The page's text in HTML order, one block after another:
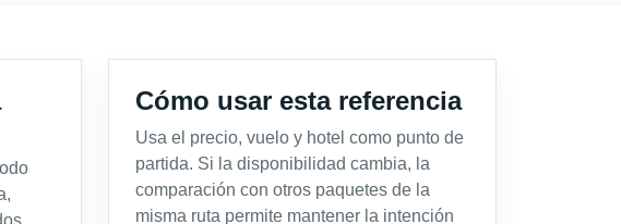
Cómo usar esta referencia
Usa el precio, vuelo y hotel como punto de
partida. Si la disponibilidad cambia, la
comparación con otros paquetes de la
misma ruta permite mantener la intención